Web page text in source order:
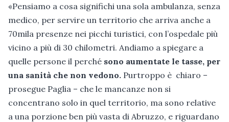
«Pensiamo a cosa significhi una sola ambulanza, senza
medico, per servire un territorio che arriva anche a
70mila presenze nei picchi turistici, con l’ospedale più
vicino a più di 30 chilometri. Andiamo a spiegare a
quelle persone il perché sono aumentate le tasse, per
una sanità che non vedono. Purtroppo è chiaro –
prosegue Paglia – che le mancanze non si
concentrano solo in quel territorio, ma sono relative
a una porzione ben più vasta di Abruzzo, e riguardano